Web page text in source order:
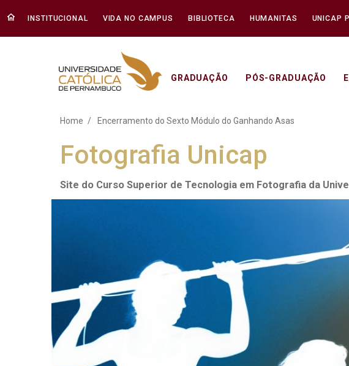
INSTITUCIONAL VIDA NO CAMPUS BIBLIOTECA HUMANITAS UNICAP
GRADUAÇÃO PÓS-GRADUAÇÃO
Encerramento do Sexto
Home Encerramento do Sexto Módulo do Ganhando Asas
Fotografia Unicap
Site do Curso Superior de Tecnologia em Fotografia da